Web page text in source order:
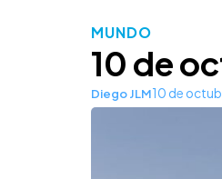
MUNDO
10 de
Diego JLM10 de